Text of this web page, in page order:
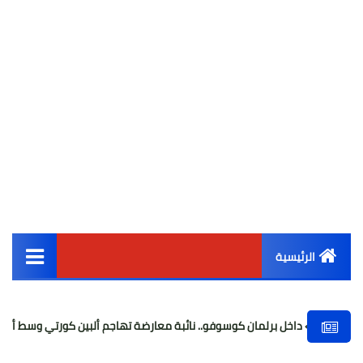
الرئيسية
أخبار مصر
برلمان كوسوفو.. نائبة معارضة تهاجم ألبين كورتي وسط أزمة سياسية